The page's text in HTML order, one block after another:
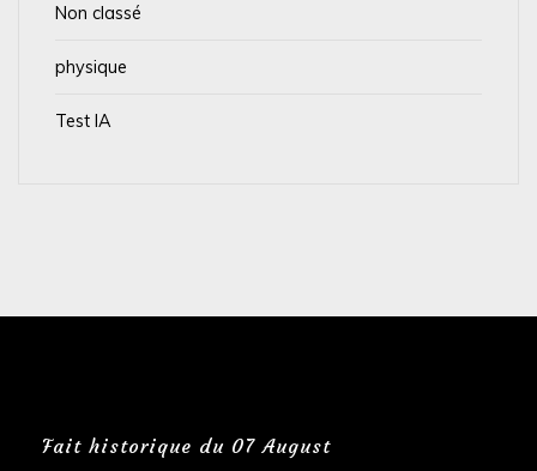
Non classé
physique
Test IA
Fait historique du 07 August